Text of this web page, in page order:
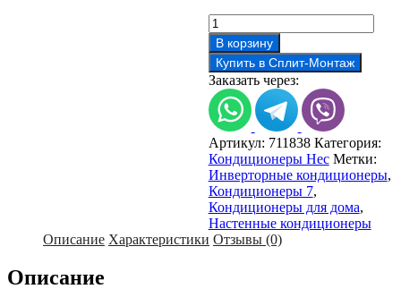
Количество
товара
Кондиционер
HEC
inverter
07HTD03/R3(DB)
В корзину
Купить в Сплит-Монтаж
Заказать через:
Артикул: 711838 Категория:
Кондиционеры Hec Метки:
Инверторные кондиционеры,
Кондиционеры 7,
Кондиционеры для дома,
Настенные кондиционеры
Описание Характеристики Отзывы (0)
Описание